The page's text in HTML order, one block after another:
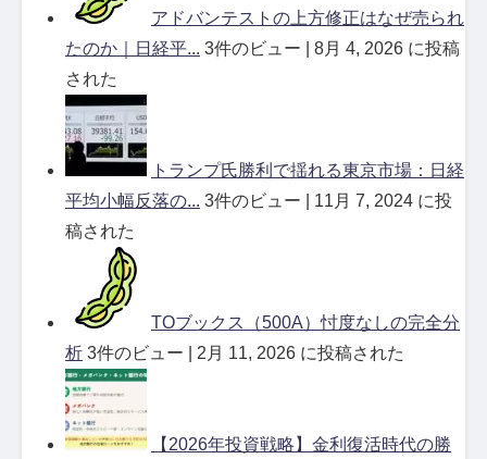
アドバンテストの上方修正はなぜ売られ
たのか｜日経平... 3件のビュー
8月 4, 2026 に投稿
された
トランプ氏勝利で揺れる東京市場：日経
平均小幅反落の... 3件のビュー
11月 7, 2024 に投
稿された
TOブックス（500A）忖度なしの完全分
析 3件のビュー 2月 11, 2026 に投稿された
【2026年投資戦略】金利復活時代の勝